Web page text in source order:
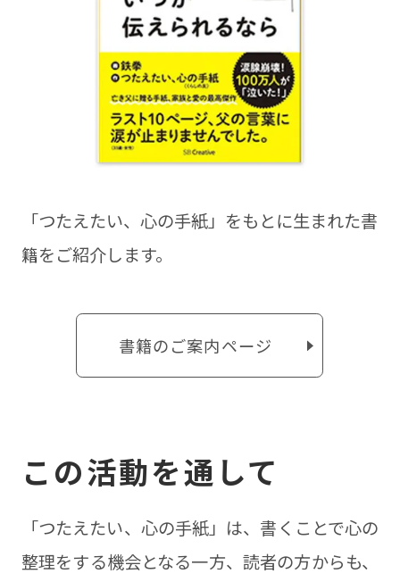
「つたえたい、⼼の⼿紙」をもとに⽣まれた書
籍をご紹介します。
書籍のご案内ページ
この活動を通して
「つたえたい、心の手紙」は、書くことで心の
整理をする機会となる一方、読者の方からも、